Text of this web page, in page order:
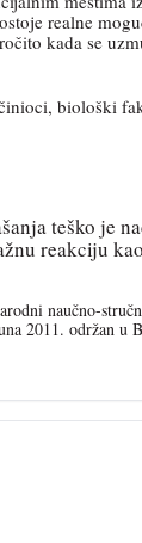
realne
kada se
biološki
teško je
reakciju
naučno-
2011. održan u